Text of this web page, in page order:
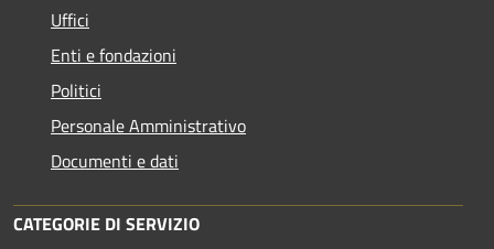
Uffici
Enti e fondazioni
Politici
Personale Amministrativo
Documenti e dati
CATEGORIE DI SERVIZIO